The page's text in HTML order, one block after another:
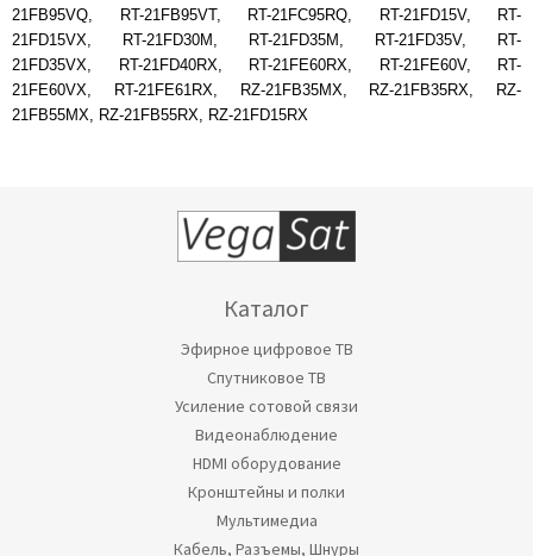
21FB95VQ, RT-21FB95VT, RT-21FC95RQ, RT-21FD15V, RT-
21FD15VX, RT-21FD30M, RT-21FD35M, RT-21FD35V, RT-
21FD35VX, RT-21FD40RX, RT-21FE60RX, RT-21FE60V, RT-
21FE60VX, RT-21FE61RX, RZ-21FB35MX, RZ-21FB35RX, RZ-
21FB55MX, RZ-21FB55RX, RZ-21FD15RX
Каталог
Эфирное цифровое ТВ
Спутниковое ТВ
Усиление сотовой связи
Видеонаблюдение
HDMI оборудование
Кронштейны и полки
Мультимедиа
Кабель, Разъемы, Шнуры